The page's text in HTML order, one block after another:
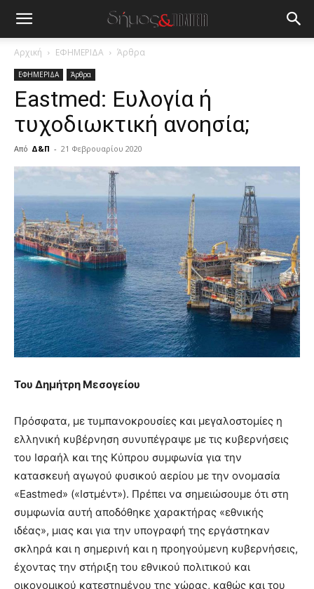
Αρχική ΕΦΗΜΕΡΙΔΑ Άρθρα
ΕΦΗΜΕΡΙΔΑ Άρθρα
Eastmed: Ευλογία ή
τυχοδιωκτική ανοησία;
Από Δ&Π - 21 Φεβρουαρίου 2020
blonde
very
hot
cam
show.desi
xxx
brandi
lyons
teaches
you
the
meaning
pain.
porn
Του Δημήτρη Μεσογείου
Πρόσφατα, με τυμπανοκρουσίες και μεγαλοστομίες η
ελληνική κυβέρνηση συνυπέγραψε με τις κυβερνήσεις
του Ισραήλ και της Κύπρου συμφωνία για την
κατασκευή αγωγού φυσικού αερίου με την ονομασία
«Eastmed» («Ιστμέντ»). Πρέπει να σημειώσουμε ότι στη
συμφωνία αυτή αποδόθηκε χαρακτήρας «εθνικής
ιδέας», μιας και για την υπογραφή της εργάστηκαν
σκληρά και η σημερινή και η προηγούμενη κυβερνήσεις,
έχοντας την στήριξη του εθνικού πολιτικού και
οικονομικού κατεστημένου της χώρας, καθώς και του